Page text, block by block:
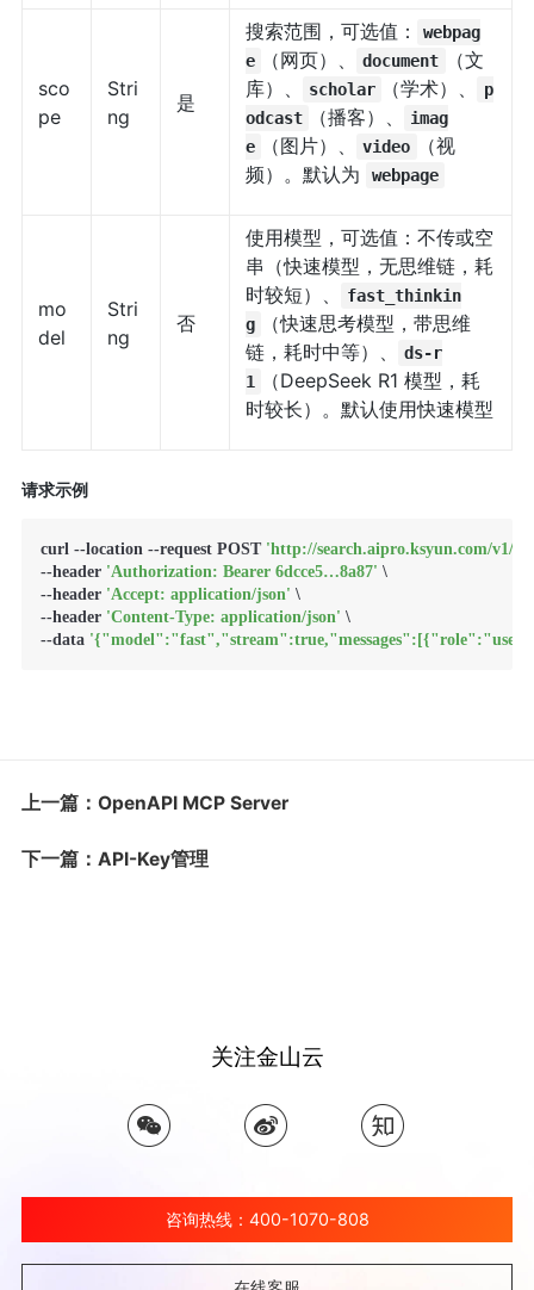
sco
pe
Stri
ng
是
搜索范围，可选值：
webpag
e
（网页）、 document
（文
库）、
scholar （学术）、
p
odcast
（播客）、
imag
e
（图片）、 video
（视
频）。默认为
webpage
mo
del
Stri
ng
否
使用模型，可选值：不传或空
串（快速模型，无思维链，耗
时较短）、
fast_thinkin
g
（快速思考模型，带思维
链，耗时中等）、
ds-r
1
（DeepSeek R1 模型，耗
时较长）。默认使用快速模型
请求示例
curl --location --request POST 'http://search.aipro.ksyun.com/v1/
--header 'Authorization: Bearer 6dcce5…8a87' \
--header 'Accept: application/json' \
--header 'Content-Type: application/json' \
--data
上一篇：OpenAPI MCP Server
下一篇：API-Key管理
关注金山云
咨询热线：400-1070-808